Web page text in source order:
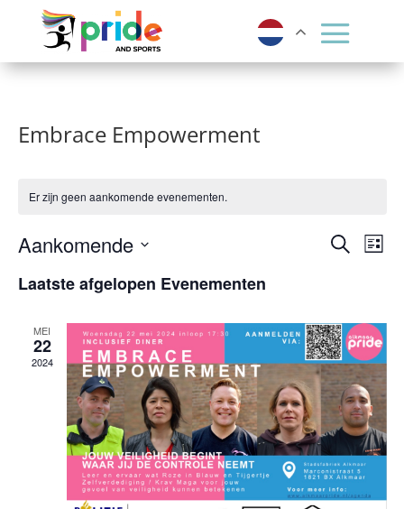
Embrace Empowerment
Er zijn geen aankomende evenementen.
Zoeken
Lijst
Aankomende
een
Laatste afgelopen Evenementen
MEI
22
2024